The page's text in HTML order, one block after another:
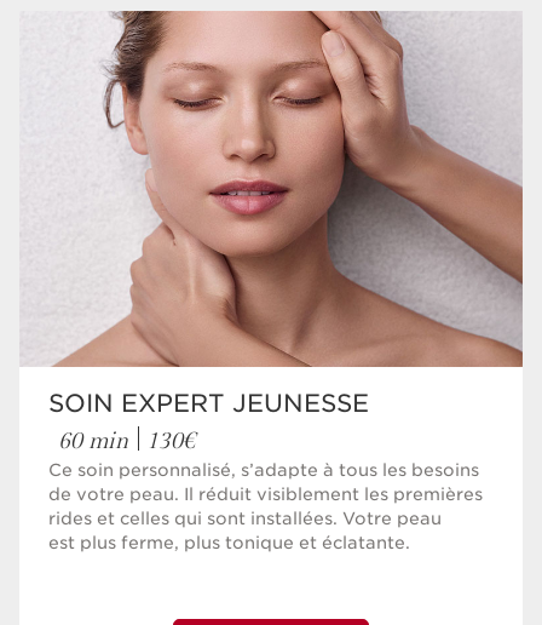
SOIN EXPERT JEUNESSE
60 min 130€
Ce soin personnalisé, s’adapte à tous les besoins
de votre peau. Il réduit visiblement les premières
rides et celles qui sont installées. Votre peau
est plus ferme, plus tonique et éclatante.